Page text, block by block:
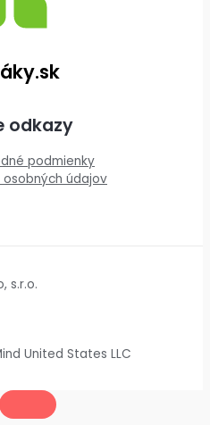
odkazy
podmienky
osobných údajov
s.r.o.
United States LLC